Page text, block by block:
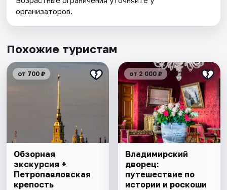
организаторов.
Похожие туристам
от 700 ₽
Обзорная
экскурсия +
Петропавловская
крепость
от 2 000 ₽
Владимирский
дворец:
путешествие по
истории и роскоши